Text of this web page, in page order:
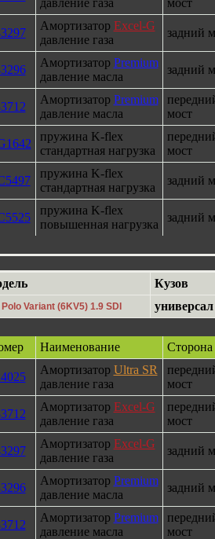
Амортизатор Excel-G
давление газа
задний
Амортизатор Premium
давление масла
задний
Амортизатор Premium
давление масла
мост
пружина K-flex
стандартная нагрузка
мост
пружина K-flex
стандартная нагрузка
задний
пружина K-flex
повышенная нагрузка
задний
Кузов
Polo Variant (6KV5) 1.9 SDI универсал
Наименование Сторона
Амортизатор Ultra SR
давление газа
мост
Амортизатор Excel-G
давление газа
мост
Амортизатор Excel-G
давление газа
задний
Амортизатор Premium
давление масла
задний
Амортизатор Premium
давление масла
мост